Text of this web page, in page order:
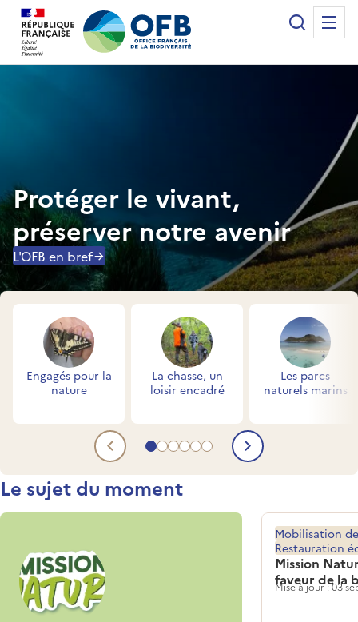
Office français de la biodiversité
Recherche
Protéger le vivant,
préserver notre avenir
L'OFB en bref
Accès rapides
Aller au contenu 1
Aller au contenu 2
Aller au contenu 3
Aller au contenu 4
Aller au contenu 5
Aller au contenu 6
Engagés pour la
nature
La chasse, un
loisir encadré
Les parcs
naturels marins
Contenu précédentContenu
Titre
Le sujet du moment
Mission
faveur de la
Mobilisation
Restauration
Mise à jour : 03
Panneau de gestion des cookies